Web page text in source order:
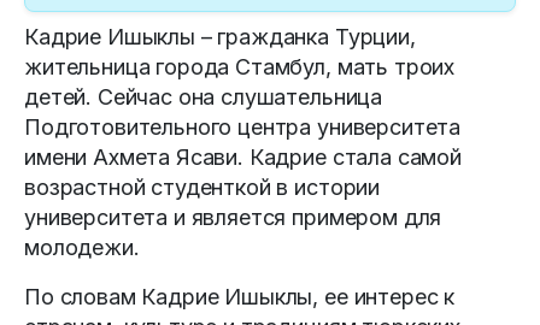
Кадрие Ишыклы – гражданка Турции,
жительница города Стамбул, мать троих
детей. Сейчас она слушательница
Подготовительного центра университета
имени Ахмета Ясави. Кадрие стала самой
возрастной студенткой в истории
университета и является примером для
молодежи.
По словам Кадрие Ишыклы, ее интерес к